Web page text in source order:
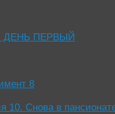
ДЕНЬ ПЕРВЫЙ
8
10. Снова в